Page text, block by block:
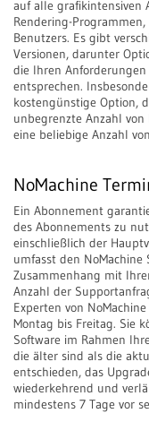
auf alle grafikintensiven
Rendering-
Benutzers. Es gibt
Versionen, darunter
die Ihren
entsprechen.
kostengünstige Option,
unbegrenzte Anzahl
eine beliebige Anzahl
NoMachine
Ein Abonnement
des Abonnements zu
einschließlich der
umfasst den
Zusammenhang mit
Anzahl der
Experten von
Montag bis Freitag. Sie
Software im Rahmen
die älter sind als die
entschieden, das
wiederkehrend und
mindestens 7 Tage vor